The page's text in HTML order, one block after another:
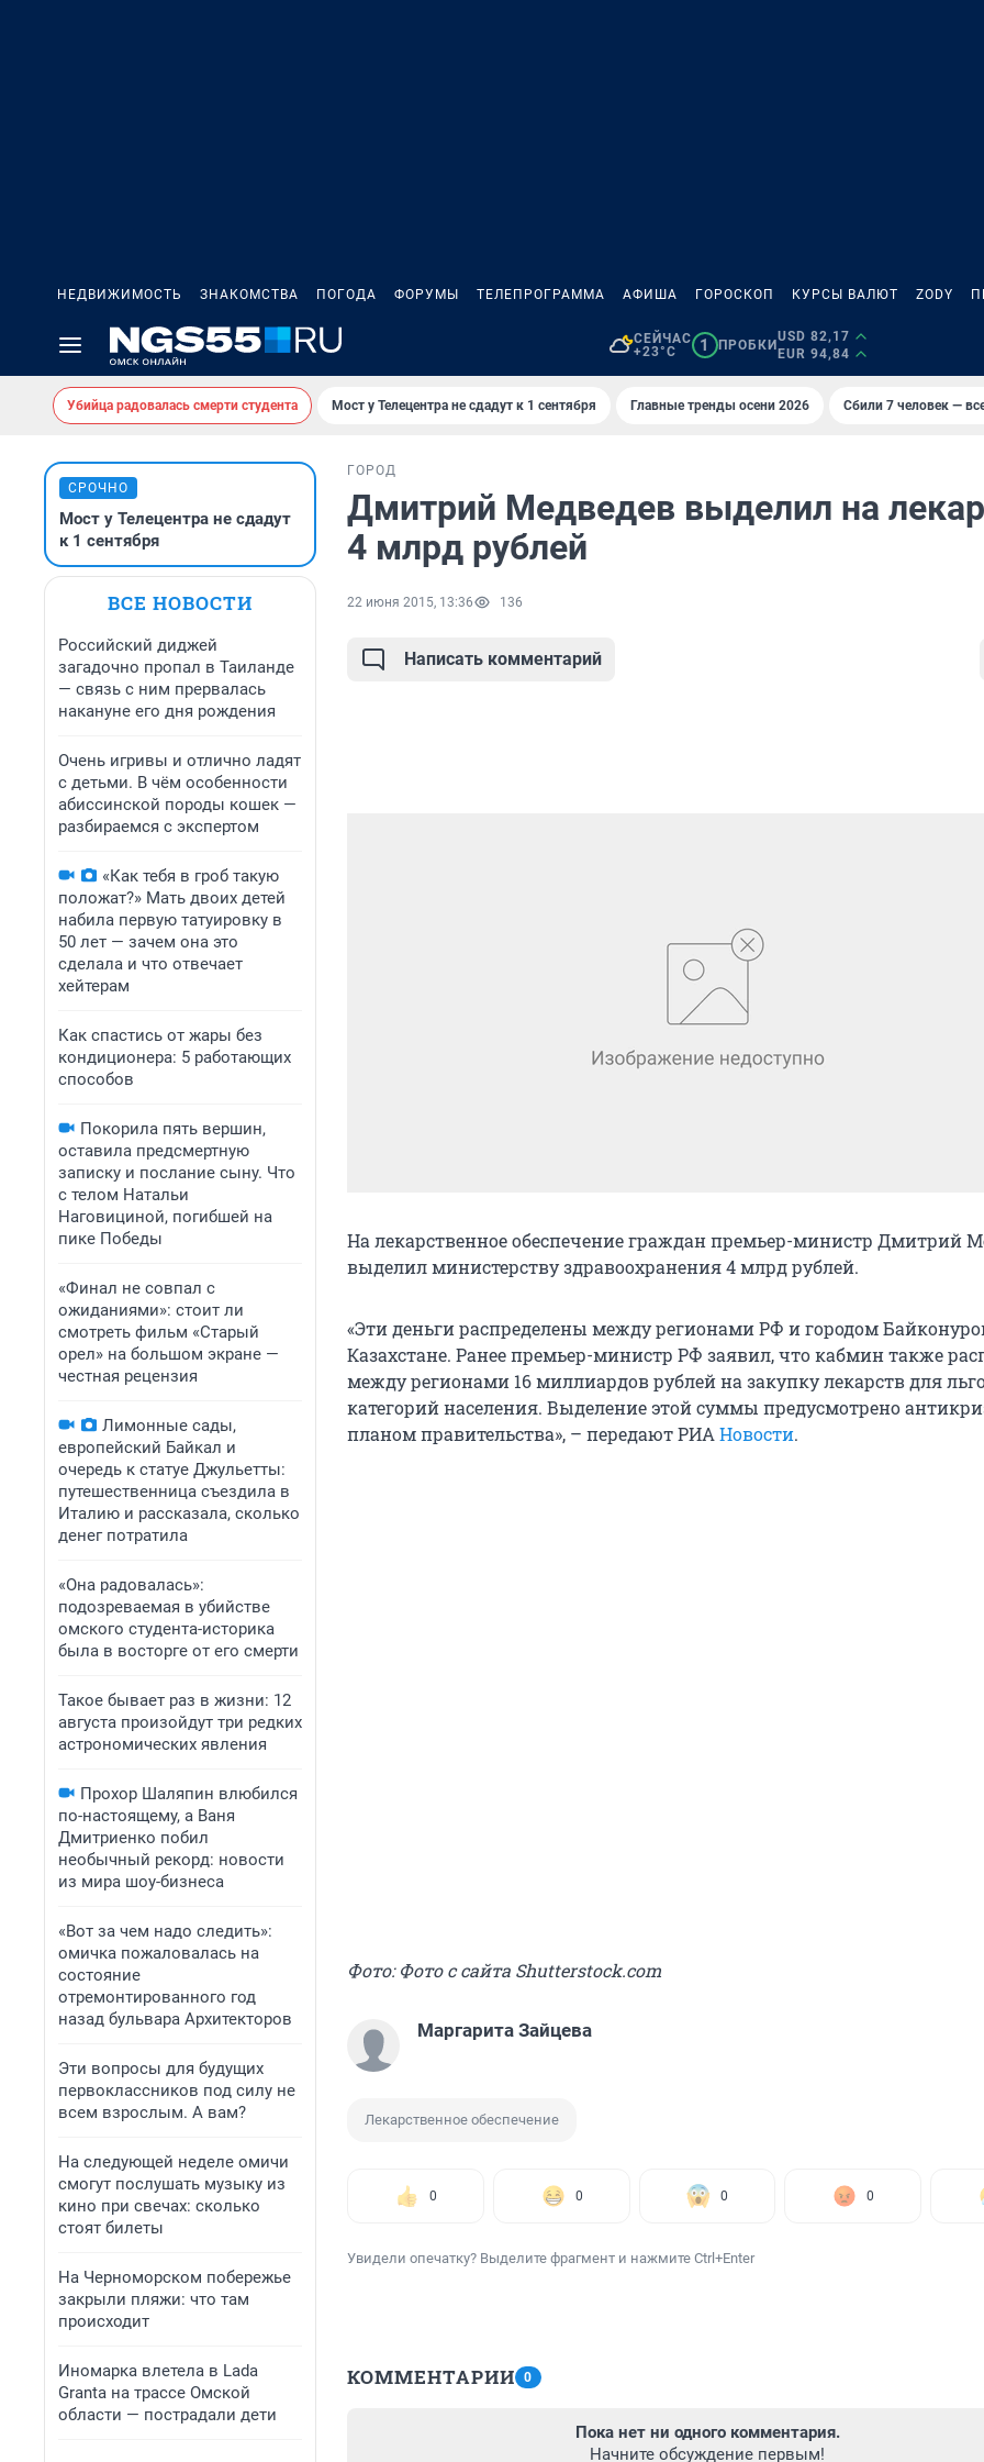
НЕДВИЖИМОСТЬ ЗНАКОМСТВА ПОГОДА ФОРУМЫ ТЕЛЕПРОГРАММА АФИША ГОРОСКОП КУРСЫ ВАЛЮТ ZODY
СЕЙЧАС
+23°C
1 ПРОБКИ
USD 82,17
EUR 94,84
Убийца радовалась смерти студента Мост у Телецентра не сдадут к 1 сентября Главные тренды осени 2026 Сбили 7 человек —
СРОЧНО
Мост у Телецентра не сдадут
к 1 сентября
ВСЕ НОВОСТИ
Российский диджей
загадочно пропал в Таиланде
— связь с ним прервалась
накануне его дня рождения
Очень игривы и отлично ладят
с детьми. В чём особенности
абиссинской породы кошек —
разбираемся с экспертом
«Как тебя в гроб такую
положат?» Мать двоих детей
набила первую татуировку в
50 лет — зачем она это
сделала и что отвечает
хейтерам
Как спастись от жары без
кондиционера: 5 работающих
способов
Покорила пять вершин,
оставила предсмертную
записку и послание сыну. Что
с телом Натальи
Наговициной, погибшей на
пике Победы
«Финал не совпал с
ожиданиями»: стоит ли
смотреть фильм «Старый
орел» на большом экране —
честная рецензия
Лимонные сады,
европейский Байкал и
очередь к статуе Джульетты:
путешественница съездила в
Италию и рассказала, сколько
денег потратила
«Она радовалась»:
подозреваемая в убийстве
омского студента-историка
была в восторге от его смерти
Такое бывает раз в жизни: 12
августа произойдут три редких
астрономических явления
Прохор Шаляпин влюбился
по-настоящему, а Ваня
Дмитриенко побил
необычный рекорд: новости
из мира шоу-бизнеса
«Вот за чем надо следить»:
омичка пожаловалась на
состояние
отремонтированного год
назад бульвара Архитекторов
Эти вопросы для будущих
первоклассников под силу не
всем взрослым. А вам?
На следующей неделе омичи
смогут послушать музыку из
кино при свечах: сколько
стоят билеты
На Черноморском побережье
закрыли пляжи: что там
происходит
Иномарка влетела в Lada
Granta на трассе Омской
области — пострадали дети
ГОРОД
Дмитрий Медведев выделил на
4 млрд рублей
22 июня 2015, 13:36 136
Написать комментарий
На лекарственное обеспечение граждан премьер-министр Дмитрий
выделил министерству здравоохранения 4 млрд рублей.
«Эти деньги распределены между регионами РФ и городом
Казахстане. Ранее премьер-министр РФ заявил, что кабмин также
между регионами 16 миллиардов рублей на закупку лекарств для
категорий населения. Выделение этой суммы предусмотрено
планом правительства», – передают РИА Новости.
Фото: Фото с сайта Shutterstock.com
Маргарита Зайцева
Лекарственное обеспечение
0 0 0 0
Увидели опечатку? Выделите фрагмент и нажмите Ctrl+Enter
КОММЕНТАРИИ 0
Пока нет ни одного комментария.
Начните обсуждение первым!